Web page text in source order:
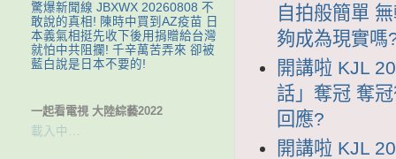
自拍般簡單
夠成為現實嗎
開講啦 KJL
話」奪冠 奪
回應?
開講啦 KJL
驚爆新聞線 JBXWX 20260808 不
敢說的真相! 陳時中買到AZ疫苗 日
本義氣相挺先收下後用捐贈給台灣
就怕中共阻攔! 千辛萬苦弄來 卻被
藍白說是日本不要的!
一起看電視 大陸綜藝2022
載入中…